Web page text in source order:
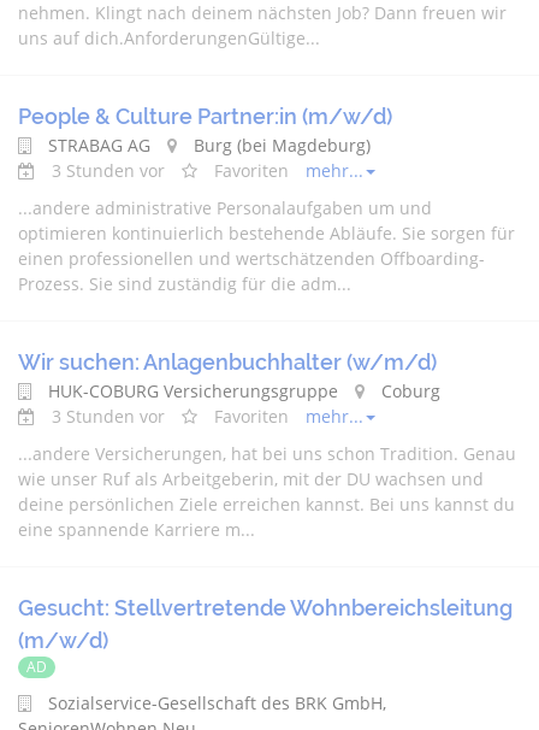
nehmen. Klingt nach deinem nächsten Job? Dann freuen wir
uns auf dich.AnforderungenGültige...
People & Culture Partner:in (m/w/d)
STRABAG AG
Burg (bei Magdeburg)
3 Stunden vor
Favoriten
mehr...
...andere administrative Personalaufgaben um und
optimieren kontinuierlich bestehende Abläufe. Sie sorgen für
einen professionellen und wertschätzenden Offboarding-
Prozess. Sie sind zuständig für die adm...
Wir suchen: Anlagenbuchhalter (w/m/d)
HUK-COBURG Versicherungsgruppe
Coburg
3 Stunden vor
Favoriten
mehr...
...andere Versicherungen, hat bei uns schon Tradition. Genau
wie unser Ruf als Arbeitgeberin, mit der DU wachsen und
deine persönlichen Ziele erreichen kannst. Bei uns kannst du
eine spannende Karriere m...
Gesucht: Stellvertretende Wohnbereichsleitung
(m/w/d)
AD
Sozialservice-Gesellschaft des BRK GmbH,